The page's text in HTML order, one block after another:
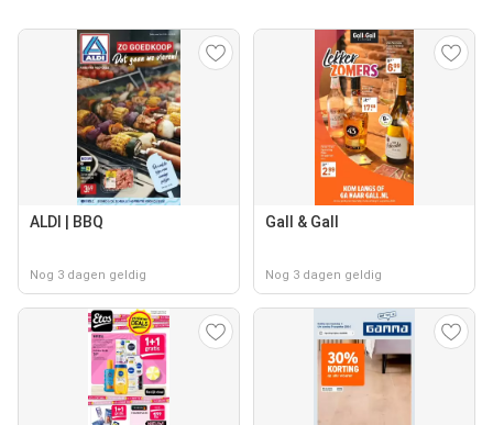
ALDI | BBQ
Nog 3 dagen geldig
Gall & Gall
Nog 3 dagen geldig